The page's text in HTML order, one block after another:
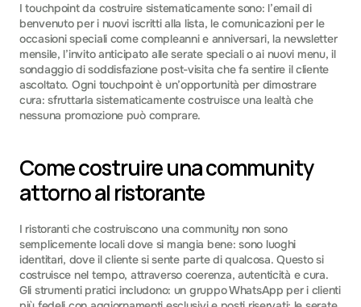
I touchpoint da costruire sistematicamente sono: l’email di
benvenuto per i nuovi iscritti alla lista, le comunicazioni per le
occasioni speciali come compleanni e anniversari, la newsletter
mensile, l’invito anticipato alle serate speciali o ai nuovi menu, il
sondaggio di soddisfazione post-visita che fa sentire il cliente
ascoltato. Ogni touchpoint è un’opportunità per dimostrare
cura: sfruttarla sistematicamente costruisce una lealtà che
nessuna promozione può comprare.
Come costruire una community
attorno al ristorante
I ristoranti che costruiscono una community non sono
semplicemente locali dove si mangia bene: sono luoghi
identitari, dove il cliente si sente parte di qualcosa. Questo si
costruisce nel tempo, attraverso coerenza, autenticità e cura.
Gli strumenti pratici includono: un gruppo WhatsApp per i clienti